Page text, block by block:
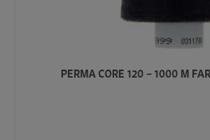
PERMA CORE 120 – 1000 M